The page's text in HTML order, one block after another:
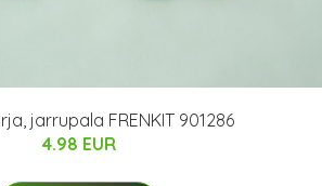
jarrupala FRENKIT 901286
4.98 EUR